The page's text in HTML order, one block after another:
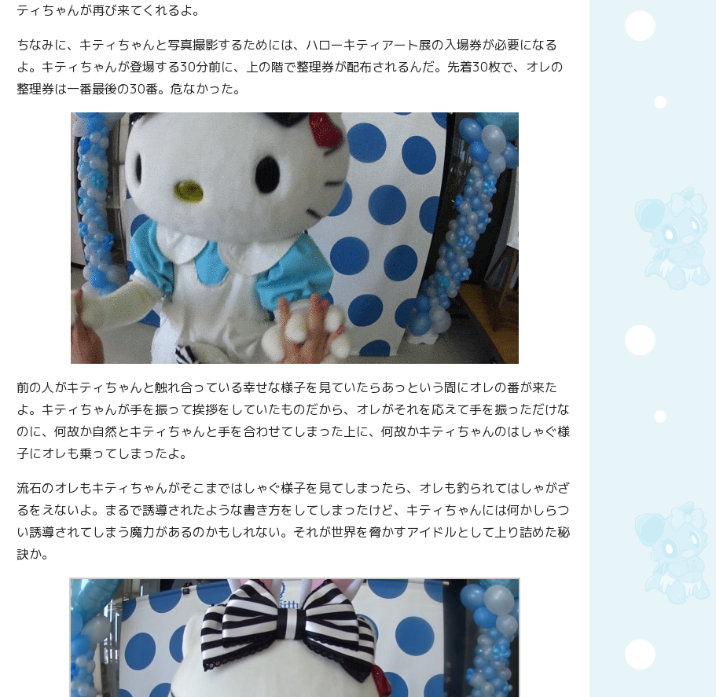
ティちゃんが再び来てくれるよ。
ちなみに、キティちゃんと写真撮影するためには、ハローキティアート展の入場券が必要になる
よ。キティちゃんが登場する30分前に、上の階で整理券が配布されるんだ。先着30枚で、オレの
整理券は一番最後の30番。危なかった。
前の人がキティちゃんと触れ合っている幸せな様子を見ていたらあっという間にオレの番が来た
よ。キティちゃんが手を振って挨拶をしていたものだから、オレがそれを応えて手を振っただけな
のに、何故か自然とキティちゃんと手を合わせてしまった上に、何故かキティちゃんのはしゃぐ様
子にオレも乗ってしまったよ。
流石のオレもキティちゃんがそこまではしゃぐ様子を見てしまったら、オレも釣られてはしゃがざ
るをえないよ。まるで誘導されたような書き方をしてしまったけど、キティちゃんには何かしらつ
い誘導されてしまう魔力があるのかもしれない。それが世界を脅かすアイドルとして上り詰めた秘
訣か。